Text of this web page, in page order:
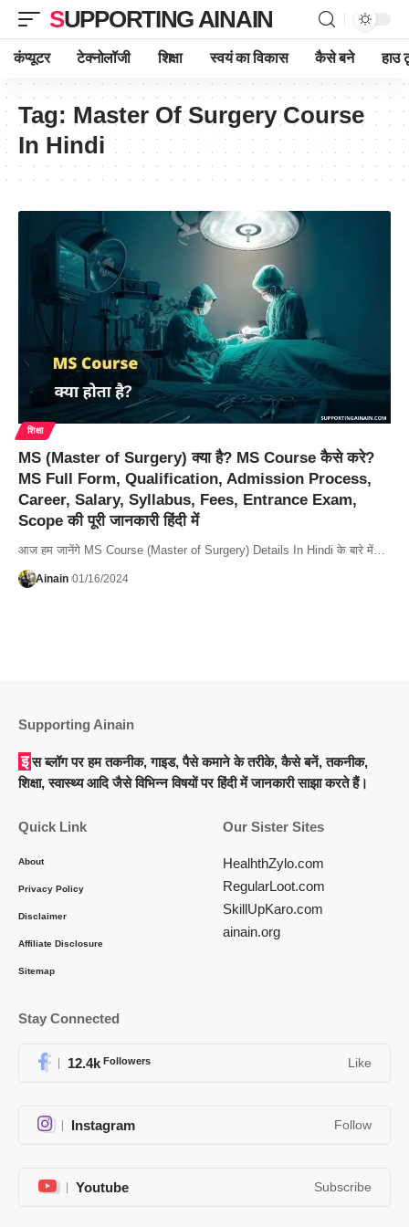
SUPPORTING AINAIN
कंप्यूटर टेक्नोलॉजी शिक्षा स्वयं का विकास कैसे बने हाउ
Tag: Master Of Surgery Course
In Hindi
शिक्षा
MS (Master of Surgery) क्या है? MS Course कैसे करे?
MS Full Form, Qualification, Admission Process,
Career, Salary, Syllabus, Fees, Entrance Exam,
Scope की पूरी जानकारी हिंदी में
आज हम जानेंगे MS Course (Master of Surgery) Details In Hindi के बारे में…
Ainain 01/16/2024
Supporting Ainain
इस ब्लॉग पर हम तकनीक, गाइड, पैसे कमाने के तरीके, कैसे बनें, तकनीक,
शिक्षा, स्वास्थ्य आदि जैसे विभिन्न विषयों पर हिंदी में जानकारी साझा करते हैं।
Quick Link
About
Privacy Policy
Disclaimer
Affiliate Disclosure
Sitemap
Our Sister Sites
HealhthZylo.com
RegularLoot.com
SkillUpKaro.com
ainain.org
Stay Connected
12.4k Followers Like
Instagram Follow
Youtube Subscribe